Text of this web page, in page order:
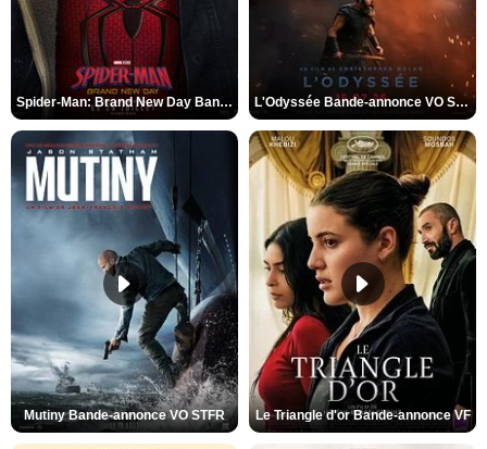
Spider-Man: Brand New Day Bande-annonce VO STFR L'Odyssée Bande-annonce VO STFR
Mutiny Bande-annonce VO STFR Le Triangle d'or Bande-annonce VF